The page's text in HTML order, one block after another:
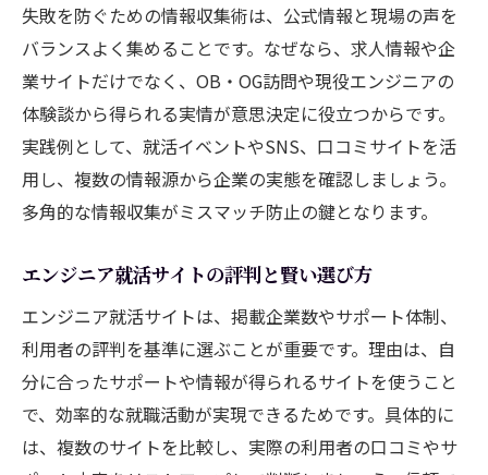
エンジニアは1日どのくらい勉強すべきかの
目安
エンジニア就活に役立つ効率的な学習法
エンジニアの勉強時間を増やす具体的な工
夫
勉強とエンジニア就活を両立させるコツ
エンジニアがホワイトな職場を見極める基
準
エンジニア就職で重視したい職場環境の特
徴
IT業界でホワイトな職種と働き方のポイン
ト
失敗を防ぐための情報収集術は、公式情報と現場の声を
バランスよく集めることです。なぜなら、求人情報や企
業サイトだけでなく、OB・OG訪問や現役エンジニアの
体験談から得られる実情が意思決定に役立つからです。
実践例として、就活イベントやSNS、口コミサイトを活
用し、複数の情報源から企業の実態を確認しましょう。
多角的な情報収集がミスマッチ防止の鍵となります。
エンジニア就活サイトの評判と賢い選び方
エンジニア就活サイトは、掲載企業数やサポート体制、
利用者の評判を基準に選ぶことが重要です。理由は、自
分に合ったサポートや情報が得られるサイトを使うこと
で、効率的な就職活動が実現できるためです。具体的に
は、複数のサイトを比較し、実際の利用者の口コミやサ